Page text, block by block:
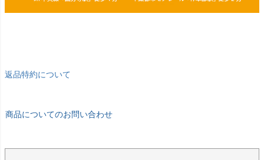
返品特約について
商品についてのお問い合わせ